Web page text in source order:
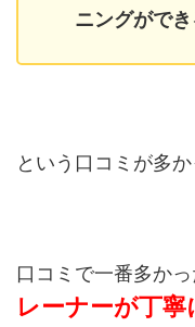
ニングができ
という口コミが多か
口コミで一番多か
レーナーが丁寧